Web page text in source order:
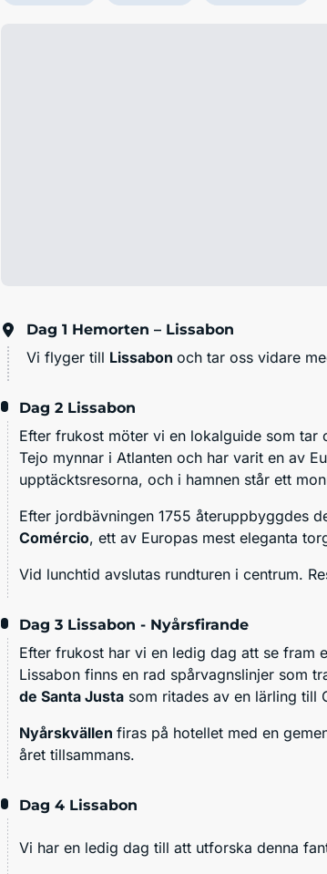
Dag 1 Hemorten – Lissabon
Vi flyger till Lissabon och tar oss vidare
Dag 2 Lissabon
Efter frukost möter vi en lokalguide som
Tejo mynnar i Atlanten och har varit en av
upptäcktsresorna, och i hamnen står ett
Efter jordbävningen 1755 återuppbyggdes
Comércio, ett av Europas mest eleganta
Vid lunchtid avslutas rundturen i centrum.
Dag 3 Lissabon - Nyårsfirande
Efter frukost har vi en ledig dag att se fram
Lissabon finns en rad spårvagnslinjer som
de Santa Justa som ritades av en lärling till
Nyårskvällen firas på hotellet med en
året tillsammans.
Dag 4 Lissabon
Vi har en ledig dag till att utforska denna